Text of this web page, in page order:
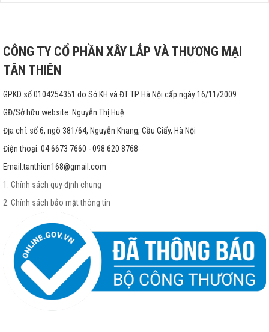
CÔNG TY CỔ PHẦN XÂY LẮP VÀ THƯƠNG MẠI
TÂN THIÊN
GPKD số 0104254351 do Sở KH và ĐT TP Hà Nội cấp ngày 16/11/2009
GĐ/Sở hữu website: Nguyễn Thị Huệ
Địa chỉ: số 6, ngõ 381/64, Nguyễn Khang, Cầu Giấy, Hà Nội
Điện thoại: 04 6673 7660 - 098 620 8768
Email:tanthien168@gmail.com
1. Chính sách quy định chung
2. Chính sách bảo mật thông tin